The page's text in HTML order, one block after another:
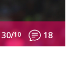
30/10 18